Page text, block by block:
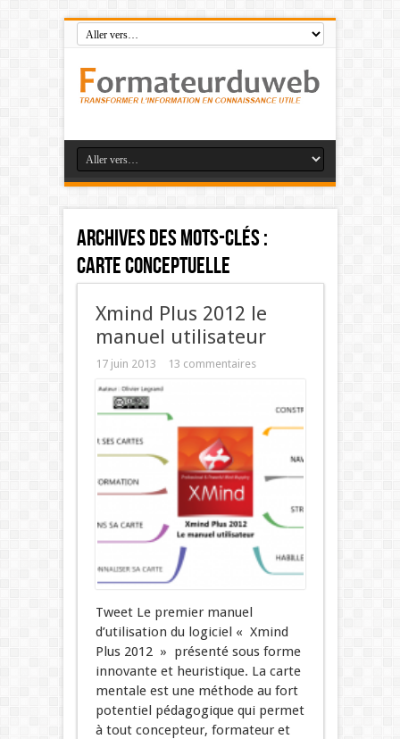
Archives des mots-clés :
carte conceptuelle
Xmind Plus 2012 le
manuel utilisateur
17 juin 2013 13 commentaires
Tweet Le premier manuel
d’utilisation du logiciel « Xmind
Plus 2012 » présenté sous forme
innovante et heuristique. La carte
mentale est une méthode au fort
potentiel pédagogique qui permet
à tout concepteur, formateur et